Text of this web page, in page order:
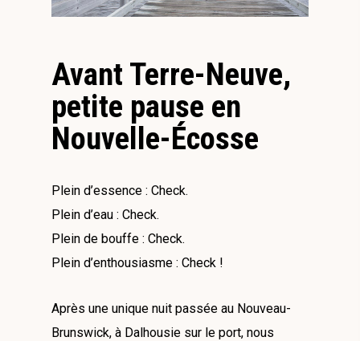
Avant Terre-Neuve,
petite pause en
Nouvelle-Écosse
Plein d’essence : Check.
Plein d’eau : Check.
Plein de bouffe : Check.
Plein d’enthousiasme : Check !
Après une unique nuit passée au Nouveau-
Brunswick, à Dalhousie sur le port, nous